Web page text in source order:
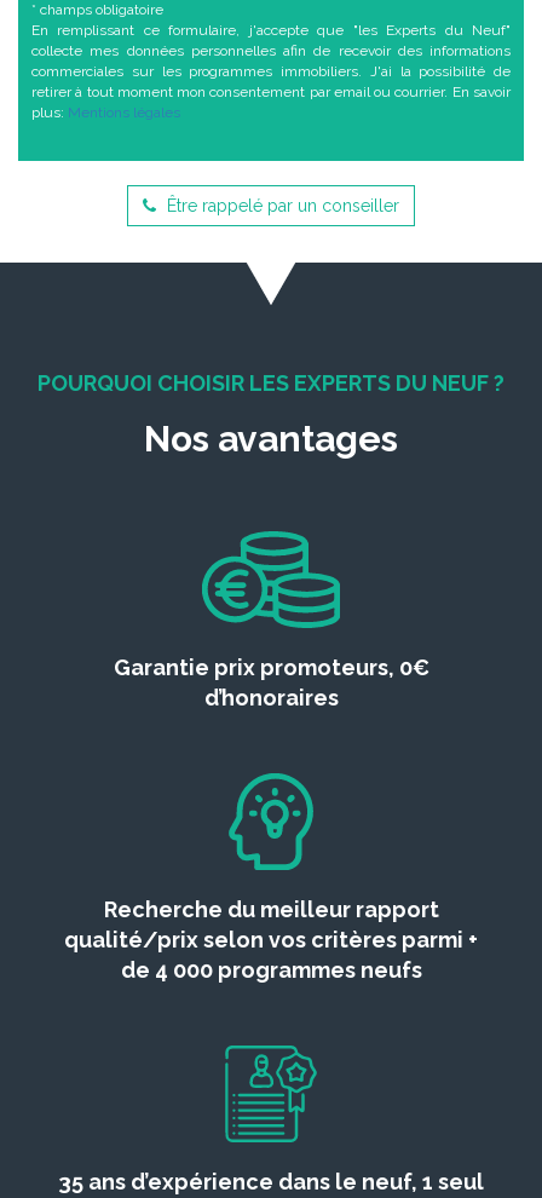
* champs obligatoire
En remplissant ce formulaire, j'accepte que "les Experts du Neuf"
collecte mes données personnelles afin de recevoir des informations
commerciales sur les programmes immobiliers. J'ai la possibilité de
retirer à tout moment mon consentement par email ou courrier. En savoir
plus: Mentions légales
Être rappelé par un conseiller
POURQUOI CHOISIR LES EXPERTS DU NEUF ?
Nos avantages
Garantie prix promoteurs, 0€
d’honoraires
Recherche du meilleur rapport
qualité/prix selon vos critères parmi +
de 4 000 programmes neufs
35 ans d’expérience dans le neuf, 1 seul